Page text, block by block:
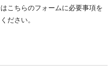
こちらのフォームに必要事項を
ださい。